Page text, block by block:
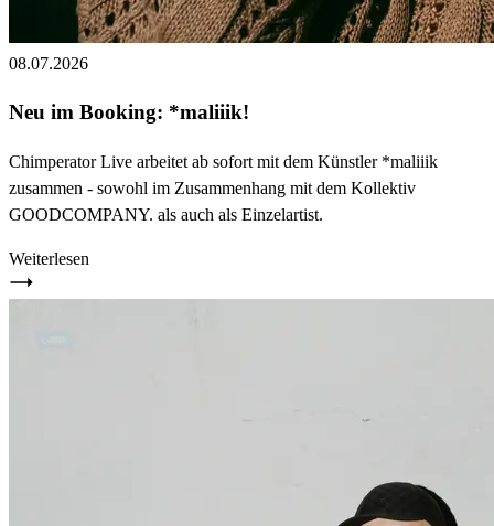
08.07.2026
Neu im Booking: *maliiik!
Chimperator Live arbeitet ab sofort mit dem Künstler *maliiik
zusammen - sowohl im Zusammenhang mit dem Kollektiv
GOODCOMPANY. als auch als Einzelartist.
Weiterlesen